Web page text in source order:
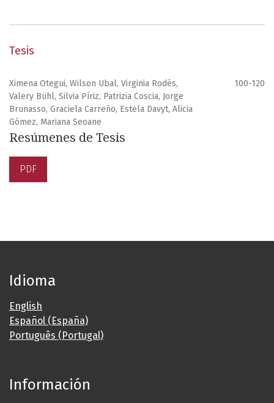
Tesis
Ximena Otegui, Wilson Ubal, Virginia Rodés,
Valery Bühl, Silvia Píriz, Patrizia Coscia, Jorge
Brunasso, Graciela Carreño, Estela Davyt, Alicia
Gómez, Mariana Seoane
100-120
Resúmenes de Tesis
PDF
Idioma
English
Español (España)
Português (Portugal)
Información